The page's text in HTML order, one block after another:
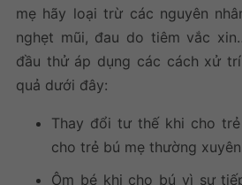
mẹ hãy loại trừ các nguyên
nghẹt mũi, đau do tiêm vắc
đầu thử áp dụng các cách xử
quả dưới đây:
Thay đổi tư thế khi cho
cho trẻ bú mẹ thường
Ôm bé khi cho bú vì sự